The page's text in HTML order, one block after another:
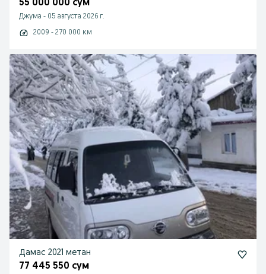
55 000 000 сум
Джума - 05 августа 2026 г.
2009 - 270 000 км
Дамас 2021 метан
77 445 550 сум